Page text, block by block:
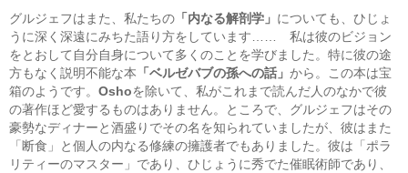
グルジェフはまた、私たちの 「内なる解剖学」 についても、ひじょ
うに深く深遠にみちた語り方をしています…… 私は彼のビジョン
をとおして自分自身について多くのことを学びました。特に彼の途
方もなく説明不能な本 「ベルゼバブの孫への話」 から。この本は宝
箱のようです。 Oshoを除いて、私がこれまで読んだ人のなかで彼
の著作ほど愛するものはありません。ところで、グルジェフはその
豪勢なディナーと酒盛りでその名を知られていましたが、彼はまた
「断食」と個人の内なる修練の擁護者でもありました。彼は「ポラ
リティーのマスター」であり、ひじょうに秀でた催眠術師であり、